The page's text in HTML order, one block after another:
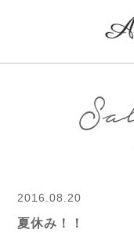
2016.08.20
夏休み！！